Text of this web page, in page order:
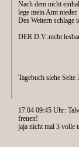
Nach dem nicht
lege mein Amt nieder.
Des Weitern schlage
DER D.V.:nicht
Tagebuch siehe Seite
17.04 09:45 Uhr:
freuen!
jaja nicht mal 3 volle